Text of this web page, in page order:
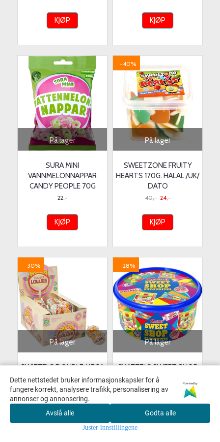
KJØP KJØP
På lager
SURA MINI
VANNMELONNAPPAR
CANDY PEOPLE 70G
22,-
KJØP
På lager
-40%
SWEETZONE FRUITY
HEARTS 170G. HALAL /UK/
DATO
40,- 24,-
KJØP
På lager
-30%
SWIZZELS DOUBLE MEGA
LOLLY 31G*50ST./ VEGAN
600,- 420,-
KJØP
På lager
-28%
SWIZZELS SWEET SHOP
FAVOURITES BOKS 650G.
179,- 129,-
KJØP
Dette nettstedet bruker informasjonskapsler for å
fungere korrekt, analysere trafikk, personalisering av
annonser og annonsering.
Powered by
Avslå alle Godta alle
Juster innstillingene